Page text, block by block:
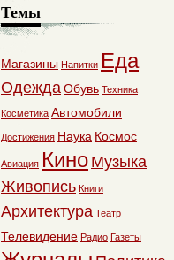
Темы
Магазины Напитки Еда
ОдеждаОбувь Техника
Косметика Автомобили
Достижения Наука Космос
Авиация Кино Музыка
Живопись Книги
Архитектура Театр
Телевидение Радио Газеты